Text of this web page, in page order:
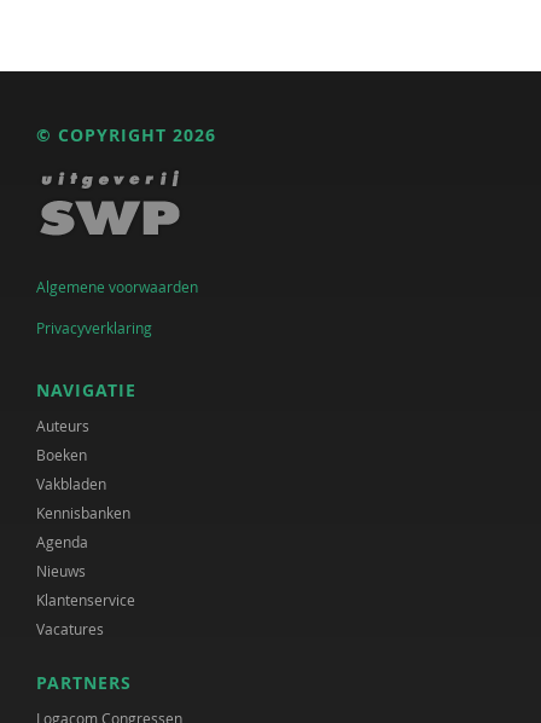
© COPYRIGHT 2026
Algemene voorwaarden
Privacyverklaring
NAVIGATIE
Auteurs
Boeken
Vakbladen
Kennisbanken
Agenda
Nieuws
Klantenservice
Vacatures
PARTNERS
Logacom Congressen